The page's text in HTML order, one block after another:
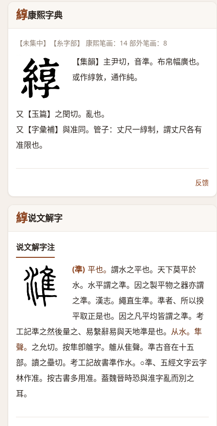
綧康熙字典
【未集中】【糸字部】 康熙笔画：14 部外笔画：8
【集韻】主尹切，音準。布帛幅廣也。
或作綧敦，通作純。
又【玉篇】之閏切。亂也。
又【字彙補】與准同。管子：丈尺一綧制，謂丈尺各有
准限也。
反馈
綧说文解字
说文解字注
(準) 平也。 謂水之平也。天下莫平於
水。水平謂之準。因之製平物之器亦謂
之準。漢志。繩直生準。準者、所以揆
平取正是也。因之凡平均皆謂之準。考
工記準之然後量之、易繫辭易與天地準是也。 从水。隼
聲。 之允切。按隼卽鵻字。鵻从隹聲。準古音在十五
部。讀之壘切。考工記故書準作水。○準、五經文字云字
林作准。按古書多用准。葢魏晉時恐與淮字亂而別之
耳。